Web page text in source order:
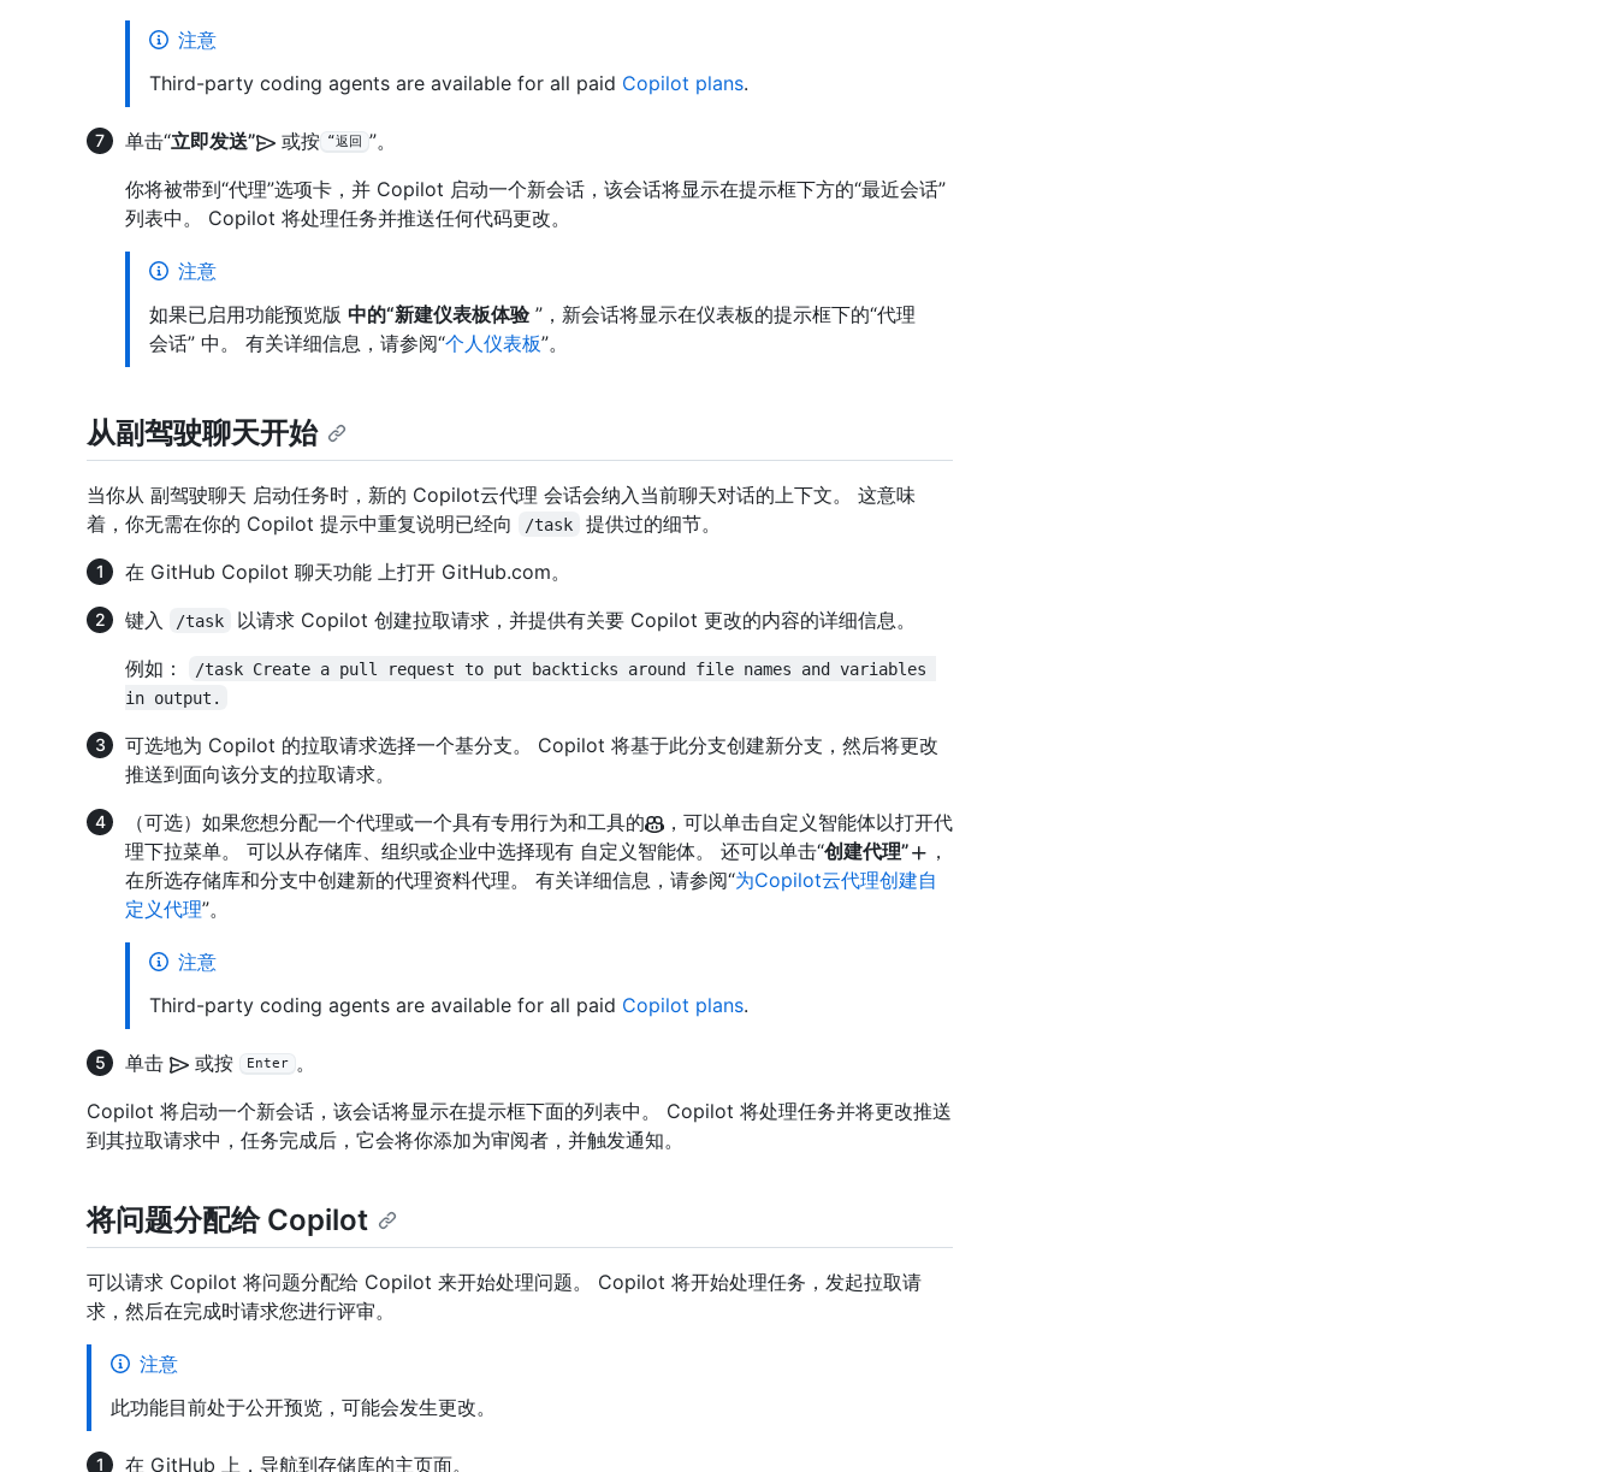
注意
Third-party coding agents are available for all paid Copilot plans.
单击“立即发送” 或按 “返回
”。
你将被带到“代理”选项卡，并 Copilot 启动一个新会话，该会话将显示在提示框下方的“最近会话”
列表中。 Copilot 将处理任务并推送任何代码更改。
注意
如果已启用功能预览版 中的“新建仪表板体验”，新会话将显示在仪表板的提示框下的“代理
会话” 中。 有关详细信息，请参阅“个人仪表板”。
从副驾驶聊天开始
当你从 副驾驶聊天 启动任务时，新的 Copilot云代理 会话会纳入当前聊天对话的上下文。 这意味
着，你无需在你的 Copilot 提示中重复说明已经向
/task
提供过的细节。
在 GitHub Copilot 聊天功能 上打开 GitHub.com。
键入
/task
以请求 Copilot 创建拉取请求，并提供有关要 Copilot 更改的内容的详细信息。
例如：
/task Create a pull request to put backticks around file names and variables
in output.
可选地为 Copilot 的拉取请求选择一个基分支。 Copilot 将基于此分支创建新分支，然后将更改
推送到面向该分支的拉取请求。
（可选）如果您想分配一个代理或一个具有专用行为和工具的
，可以单击自定义智能体以打开代
理下拉菜单。 可以从存储库、组织或企业中选择现有 自定义智能体。 还可以单击“创建代理”
，
在所选存储库和分支中创建新的代理资料代理。 有关详细信息，请参阅“为Copilot云代理创建自
定义代理”。
注意
Third-party coding agents are available for all paid Copilot plans.
单击 或按 Enter
。
Copilot 将启动一个新会话，该会话将显示在提示框下面的列表中。 Copilot 将处理任务并将更改推送
到其拉取请求中，任务完成后，它会将你添加为审阅者，并触发通知。
将问题分配给 Copilot
可以请求 Copilot 将问题分配给 Copilot 来开始处理问题。 Copilot 将开始处理任务，发起拉取请
求，然后在完成时请求您进行评审。
注意
此功能目前处于公开预览，可能会发生更改。
在 GitHub 上，导航到存储库的主页面。